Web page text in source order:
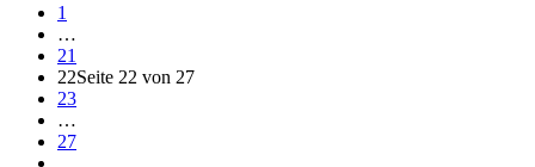
1
…
21
22Seite 22 von 27
23
…
27